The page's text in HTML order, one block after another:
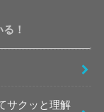
！
サクッと理解